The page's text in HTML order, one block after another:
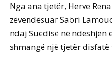
Nga ana tjetër, Herve
zëvendësuar Sabri
ndaj Suedisë në ndeshjen
shmangë një tjetër disfatë